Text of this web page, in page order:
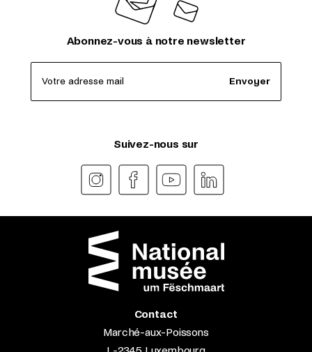
Abonnez-vous à notre newsletter
Votre adresse mail Envoyer
Suivez-nous sur
Contact
Marché-aux-Poissons